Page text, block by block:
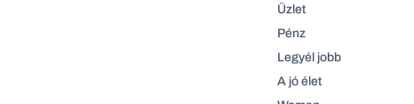
Üzlet
Pénz
Legyél jobb
A jó élet